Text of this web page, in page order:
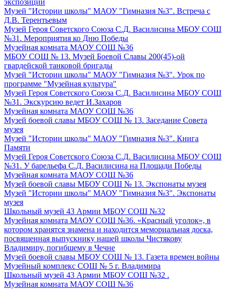
экспозиции
Музей "Истории школы" МАОУ "Гимназия №3". Встреча с
Д.В. Терентьевым
Музей Героя Советского Союза С.Д. Василисина МБОУ СОШ
№31. Мероприятия ко Дню Победы
Музейная комната МАОУ СОШ №36
МБОУ СОШ № 13. Музей Боевой Славы 200(45)-ой
гвардейской танковой бригады
Музей "Истории школы" МАОУ "Гимназия №3". Урок по
программе "Музейная культура"
Музей Героя Советского Союза С.Д. Василисина МБОУ СОШ
№31. Экскурсию ведет И.Захаров
Музейная комната МАОУ СОШ №36
Музей боевой славы МБОУ СОШ № 13. Заседание Совета
музея
Музей "Истории школы" МАОУ "Гимназия №3". Книга
Памяти
Музей Героя Советского Союза С.Д. Василисина МБОУ СОШ
№31. У барельефа С.Д. Василисина на Площади Победы
Музейная комната МАОУ СОШ №36
Музей боевой славы МБОУ СОШ № 13. Экспонаты музея
Музей "Истории школы" МАОУ "Гимназия №3". Экспонаты
музея
Школьный музей 43 Армии МБОУ СОШ №32
Музейная комната МАОУ СОШ №36. «Красный уголок», в
котором хранятся знамена и находится мемориальная доска,
посвященная выпускнику нашей школы Чистякову
Владимиру, погибшему в Чечне
Музей боевой славы МБОУ СОШ № 13. Газета времен войны
Музейный комплекс СОШ № 5 г. Владимира
Школьный музей 43 Армии МБОУ СОШ №32 .
Музейная комната МАОУ СОШ №36